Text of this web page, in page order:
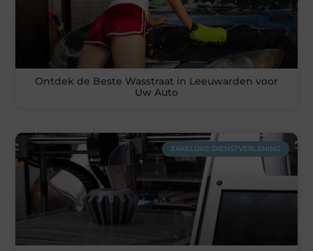
Ontdek de Beste Wasstraat in Leeuwarden voor
Uw Auto
ZAKELIJKE DIENSTVERLENING